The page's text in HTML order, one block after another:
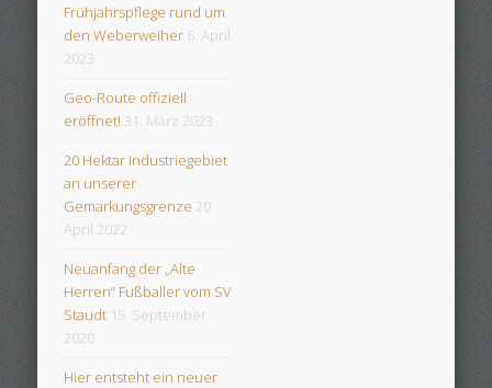
Frühjahrspflege rund um
den Weberweiher 6. April
2023
Geo-Route offiziell
eröffnet! 31. März 2023
20 Hektar Industriegebiet
an unserer
Gemarkungsgrenze 20.
April 2022
Neuanfang der „Alte
Herren“ Fußballer vom SV
Staudt 15. September
2020
Hier entsteht ein neuer